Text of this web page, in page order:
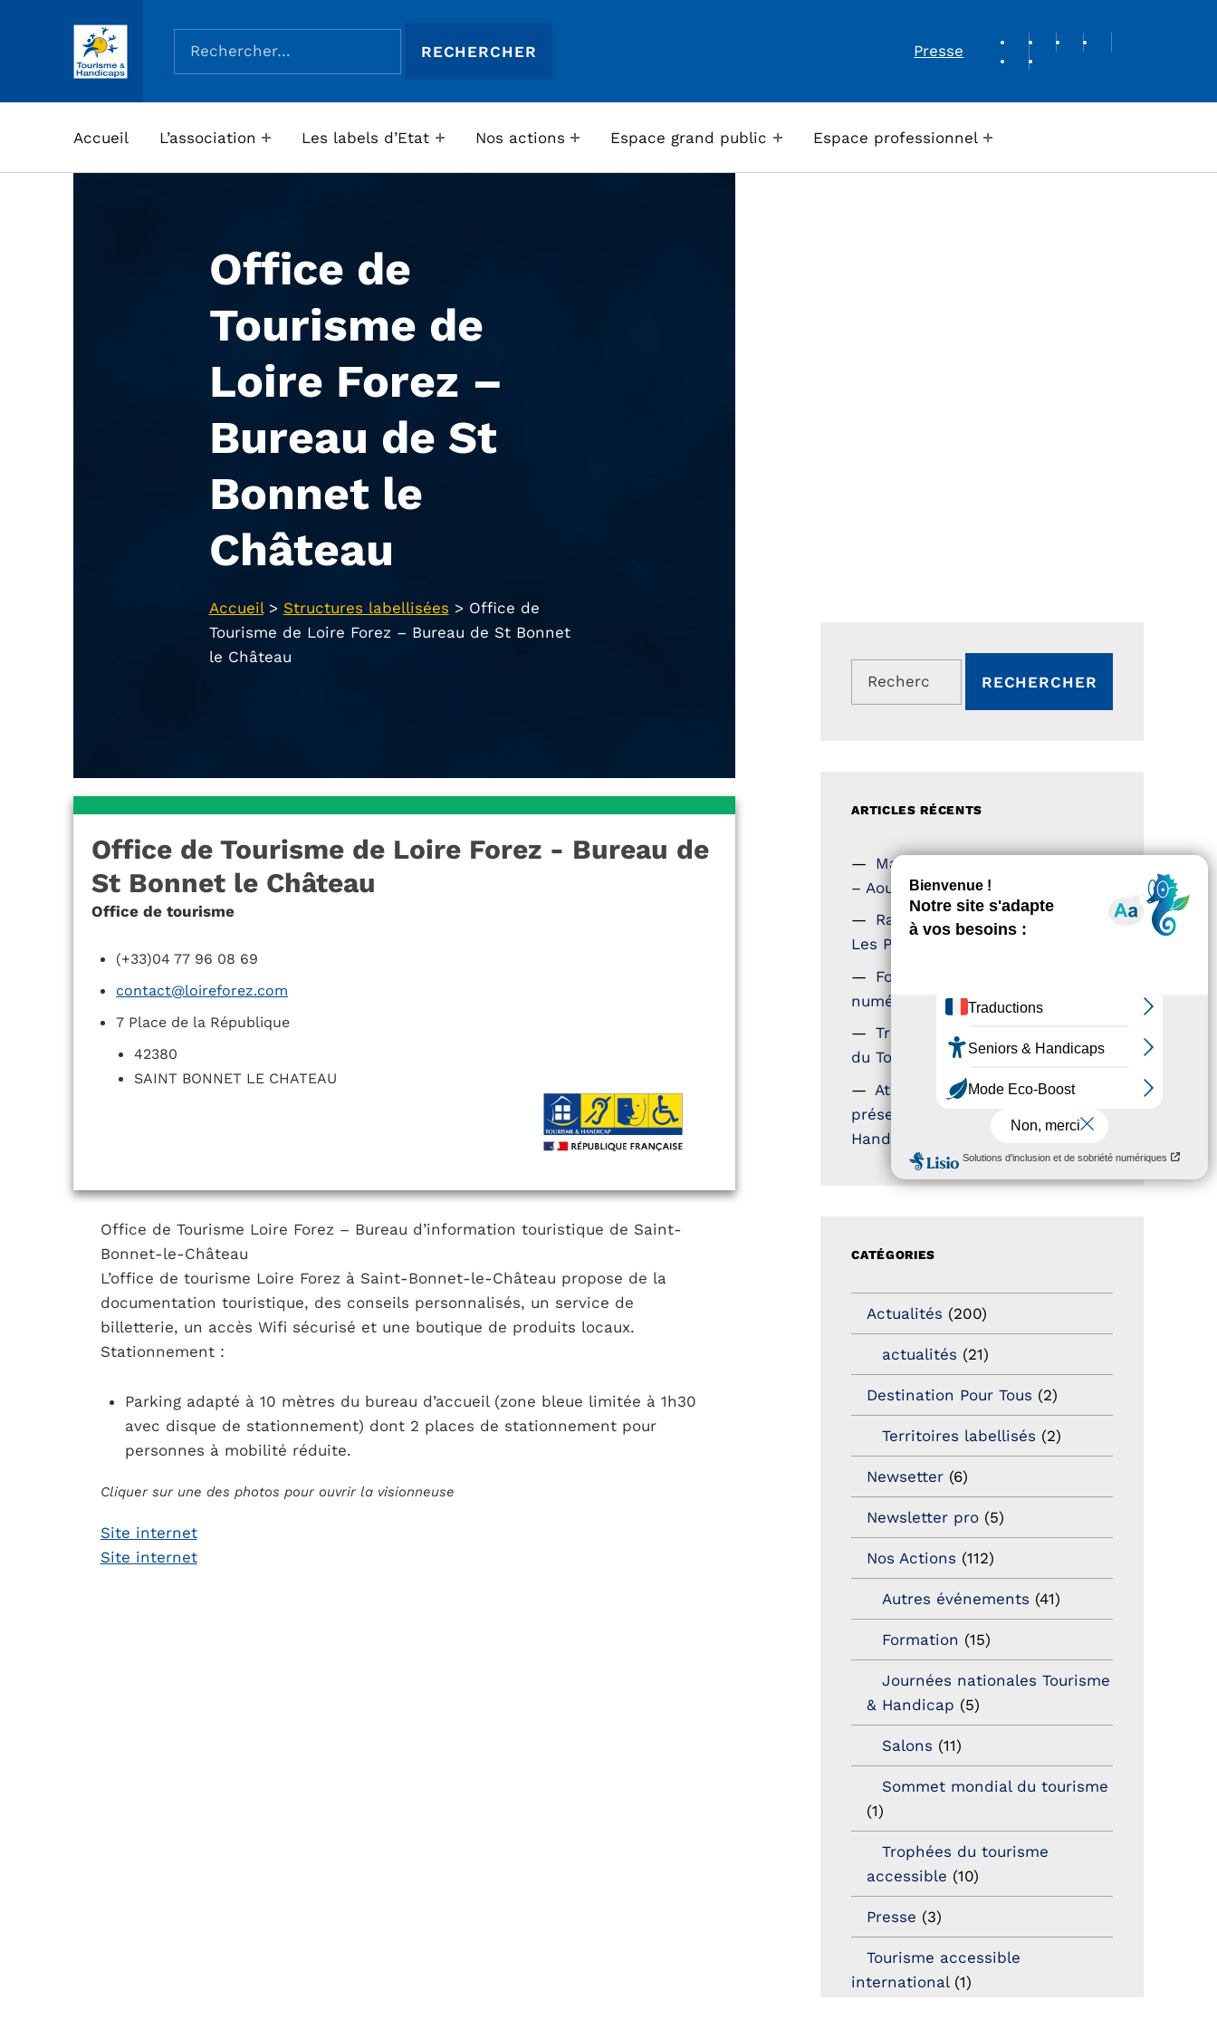
ASSOCIATION TOURISME ET HANDICAPS
Rechercher :
Presse
REVUE DE PRESSE
Accueil L’association Les labels d’Etat Nos actions Espace grand public Espace professionnel
Office de
Tourisme de
Loire Forez –
Bureau de St
Bonnet le
Château
Accueil> Structures labellisées > Office de
Tourisme de Loire Forez – Bureau de St Bonnet
le Château
Office de Tourisme de Loire Forez - Bureau de
St Bonnet le Château
Office de tourisme
(+33)04 77 96 08 69
contact@loireforez.com
7 Place de la République
42380
SAINT BONNET LE CHATEAU
Office de Tourisme Loire Forez – Bureau d’information touristique de Saint-
Bonnet-le-Château
L’office de tourisme Loire Forez à Saint-Bonnet-le-Château propose de la
documentation touristique, des conseils personnalisés, un service de
billetterie, un accès Wifi sécurisé et une boutique de produits locaux.
Stationnement :
Parking adapté à 10 mètres du bureau d’accueil (zone bleue limitée à 1h30
avec disque de stationnement) dont 2 places de stationnement pour
personnes à mobilité réduite.
Cliquer sur une des photos pour ouvrir la visionneuse
Site internet
Site internet
Rechercher :
ARTICLES RÉCENTS
Magazine Tourisme Accessible
– Aout 2026
Rallye Aicha des Gazelles –
Les Petillantes
Formation Communication
numérique
Trophées Horizons – Acteurs
du Tourisme Durable
Atout France – flyer
présentation label Tourisme &
Handicap
CATÉGORIES
Actualités (200)
actualités (21)
Destination Pour Tous (2)
Territoires labellisés (2)
Newsetter (6)
Newsletter pro (5)
Nos Actions (112)
Autres événements (41)
Formation (15)
Journées nationales Tourisme
& Handicap (5)
Salons (11)
Sommet mondial du tourisme
(1)
Trophées du tourisme
accessible (10)
Presse (3)
Tourisme accessible
international(1)